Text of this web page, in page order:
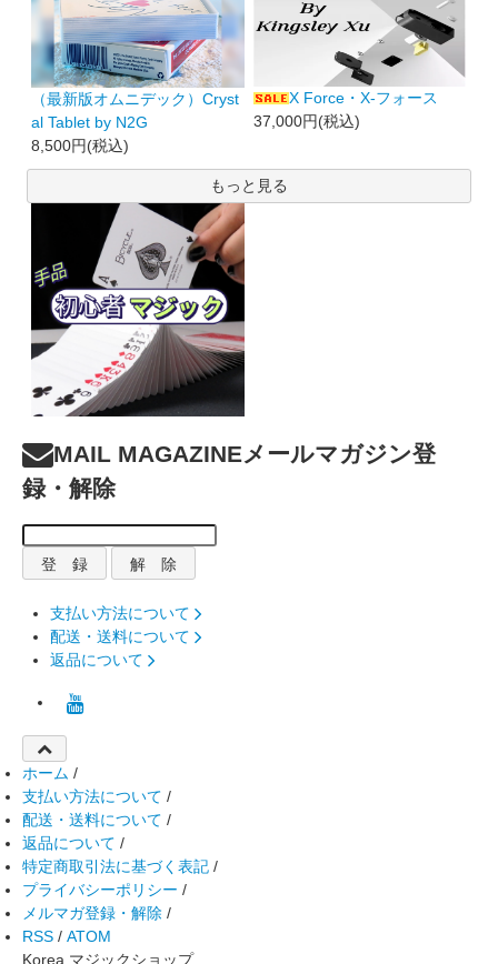
（最新版オムニデック）Cryst
al Tablet by N2G
8,500円(税込)
X Force・X-フォース
37,000円(税込)
もっと見る
MAIL MAGAZINEメールマガジン登
録・解除
支払い方法について
配送・送料について
返品について
ホーム /
支払い方法について /
配送・送料について /
返品について /
特定商取引法に基づく表記 /
プライバシーポリシー /
メルマガ登録・解除 /
RSS / ATOM
Korea マジックショップ